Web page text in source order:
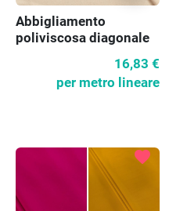
Abbigliamento
poliviscosa diagonale
16,83 €
per metro lineare
favorite